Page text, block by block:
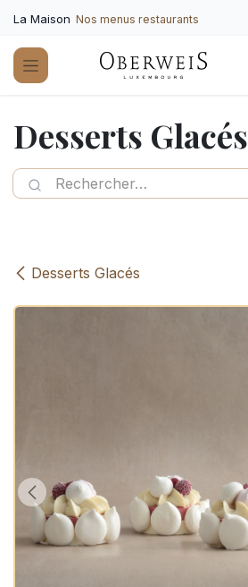
La Maison Nos menus restaurants
Desserts Glacés
Desserts Glacés